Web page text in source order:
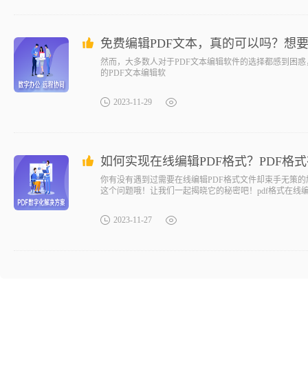
免费编辑PDF文本，真的可以吗？想
然而，大多数人对于PDF文本编辑软件的选择都感到困
的PDF文本编辑软
2023-11-29
如何实现在线编辑PDF格式？PDF格
你有没有遇到过需要在线编辑PDF格式文件却束手无策
这个问题哦！让我们一起揭晓它的秘密吧！pdf格式在线
2023-11-27